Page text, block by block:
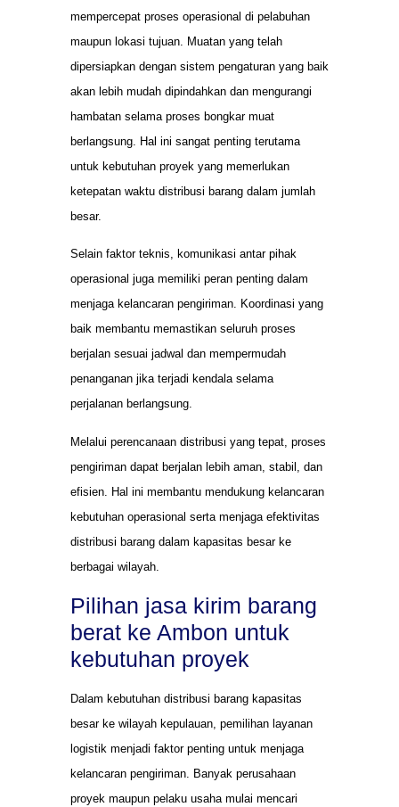
mempercepat proses operasional di pelabuhan
maupun lokasi tujuan. Muatan yang telah
dipersiapkan dengan sistem pengaturan yang baik
akan lebih mudah dipindahkan dan mengurangi
hambatan selama proses bongkar muat
berlangsung. Hal ini sangat penting terutama
untuk kebutuhan proyek yang memerlukan
ketepatan waktu distribusi barang dalam jumlah
besar.
Selain faktor teknis, komunikasi antar pihak
operasional juga memiliki peran penting dalam
menjaga kelancaran pengiriman. Koordinasi yang
baik membantu memastikan seluruh proses
berjalan sesuai jadwal dan mempermudah
penanganan jika terjadi kendala selama
perjalanan berlangsung.
Melalui perencanaan distribusi yang tepat, proses
pengiriman dapat berjalan lebih aman, stabil, dan
efisien. Hal ini membantu mendukung kelancaran
kebutuhan operasional serta menjaga efektivitas
distribusi barang dalam kapasitas besar ke
berbagai wilayah.
Pilihan jasa kirim barang
berat ke Ambon untuk
kebutuhan proyek
Dalam kebutuhan distribusi barang kapasitas
besar ke wilayah kepulauan, pemilihan layanan
logistik menjadi faktor penting untuk menjaga
kelancaran pengiriman. Banyak perusahaan
proyek maupun pelaku usaha mulai mencari